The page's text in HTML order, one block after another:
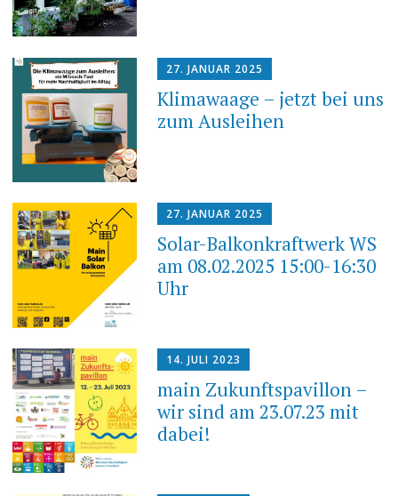
27. JANUAR 2025
Klimawaage – jetzt bei uns
zum Ausleihen
27. JANUAR 2025
Solar-Balkonkraftwerk WS
am 08.02.2025 15:00-16:30
Uhr
14. JULI 2023
main Zukunftspavillon –
wir sind am 23.07.23 mit
dabei!